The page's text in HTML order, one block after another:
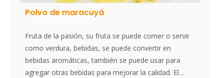
Polvo de maracuyá
Fruta de la pasión, su fruta se puede comer o servir
como verdura, bebidas, se puede convertir en
bebidas aromáticas, también se puede usar para
agregar otras bebidas para mejorar la calidad. El